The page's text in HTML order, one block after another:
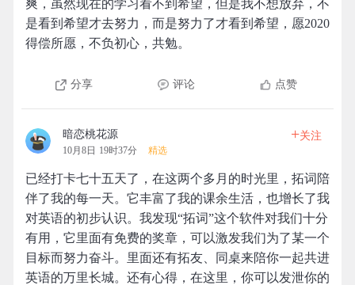
爽，虽然现在的学习看不到希望，但是我不想放弃，不
是看到希望才去努力，而是努力了才看到希望，愿2020
得偿所愿，不负初心，共勉。
分享 评论 点赞
暗恋桃花源
10月8日 19时37分 精选
+关注
已经打卡七十五天了，在这两个多月的时光里，拓词陪
伴了我的每一天。它丰富了我的课余生活，也增长了我
对英语的初步认识。我发现“拓词”这个软件对我们十分
有用，它里面有免费的奖章，可以激发我们为了某一个
目标而努力奋斗。里面还有拓友、同桌来陪你一起共进
英语的万里长城。还有心得，在这里，你可以发泄你的